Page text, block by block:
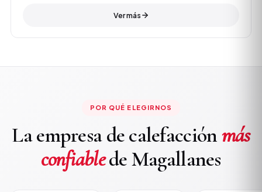
Ver más
POR QUÉ ELEGIRNOS
La empresa de calefacciónmás
confiablede Magallanes